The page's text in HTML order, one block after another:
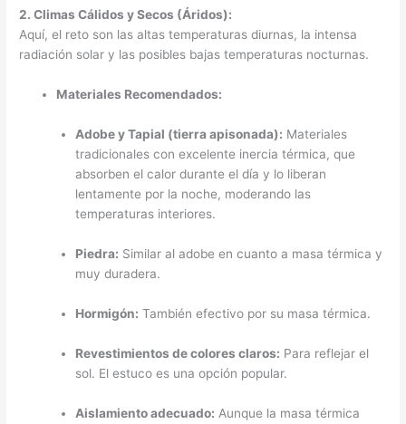
2. Climas Cálidos y Secos (Áridos):
Aquí, el reto son las altas temperaturas diurnas, la intensa
radiación solar y las posibles bajas temperaturas nocturnas.
Materiales Recomendados:
Adobe y Tapial (tierra apisonada): Materiales
tradicionales con excelente inercia térmica, que
absorben el calor durante el día y lo liberan
lentamente por la noche, moderando las
temperaturas interiores.
Piedra: Similar al adobe en cuanto a masa térmica y
muy duradera.
Hormigón: También efectivo por su masa térmica.
Revestimientos de colores claros: Para reflejar el
sol. El estuco es una opción popular.
Aislamiento adecuado: Aunque la masa térmica